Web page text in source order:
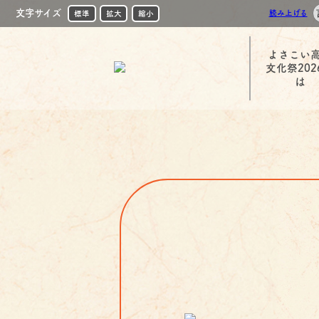
文字サイズ 標準 拡大 縮小 読み上げる
よさこい
文化祭
は